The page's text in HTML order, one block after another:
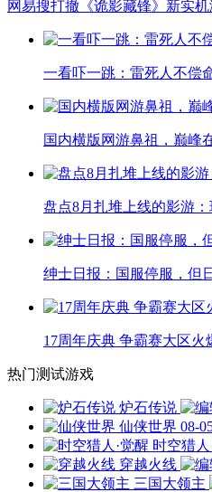
网易搜打撤《诡影藏锋》新实
一看吓一跳：雷死人不偿
国内横版网游鼻祖，巅峰
盘点8月扎堆上线的影游
绅士日报：国服停服，但
17周年庆典 争霸赛大区火
热门测试游戏
炉石传说
仙侠世界 08-
时空猎人
穿越火线
三国大领主